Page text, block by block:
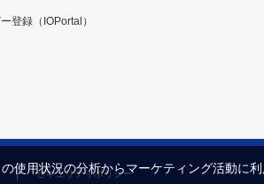
登録（IOPortal）
セキュリティポリシー
使用状況の分析からマーケティング活動に